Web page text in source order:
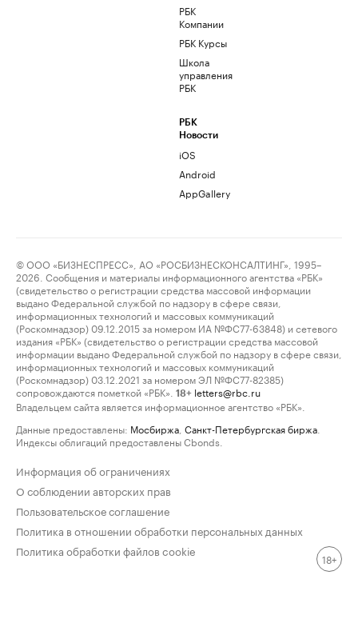
РБК
Компании
РБК Курсы
Школа
управления
РБК
РБК
Новости
iOS
Android
AppGallery
© ООО «БИЗНЕСПРЕСС», АО «РОСБИЗНЕСКОНСАЛТИНГ», 1995–
2026. Сообщения и материалы информационного агентства «РБК»
(свидетельство о регистрации средства массовой информации
выдано Федеральной службой по надзору в сфере связи,
информационных технологий и массовых коммуникаций
(Роскомнадзор) 09.12.2015 за номером ИА №ФС77-63848) и сетевого
издания «РБК» (свидетельство о регистрации средства массовой
информации выдано Федеральной службой по надзору в сфере связи,
информационных технологий и массовых коммуникаций
(Роскомнадзор) 03.12.2021 за номером ЭЛ №ФС77-82385)
сопровождаются пометкой «РБК».
18+ letters@rbc.ru
Владельцем сайта является информационное агентство «РБК».
Данные предоставлены: Мосбиржа Санкт-Петербургская биржа
Индексы облигаций предоставлены Cbonds.
Информация об ограничениях
О соблюдении авторских прав
Пользовательское соглашение
Политика в отношении обработки персональных данных
Политика обработки файлов cookie
18+